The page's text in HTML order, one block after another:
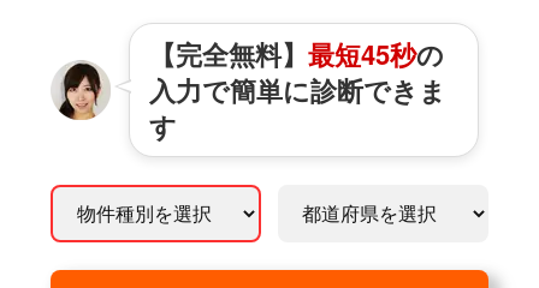
【完全無料】 最短45秒の
入力で簡単に診断できま
す